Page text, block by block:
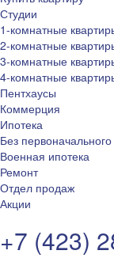
Студии
1-комнатные
2-комнатные
3-комнатные
4-комнатные
Пентхаусы
Коммерция
Ипотека
Без
Военная ипотека
Ремонт
Отдел продаж
Акции
+7 (423)